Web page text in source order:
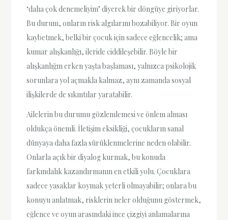
‘daha çok denemeliyim’ diyerek bir döngüye giriyorlar.
Bu durum, onların risk algılarını bozabiliyor. Bir oyun
kaybetmek, belki bir çocuk için sadece eğlencelik; ama
kumar alışkanlığı, ileride ciddileşebilir. Böyle bir
alışkanlığın erken yaşta başlaması, yalnızca psikolojik
sorunlara yol açmakla kalmaz, aynı zamanda sosyal
ilişkilerde de sıkıntılar yaratabilir.
Ailelerin bu durumu gözlemlemesi ve önlem alması
oldukça önemli. İletişim eksikliği, çocukların sanal
dünyaya daha fazla sürüklenmelerine neden olabilir.
Onlarla açık bir diyalog kurmak, bu konuda
farkındalık kazandırmanın en etkili yolu. Çocuklara
sadece yasaklar koymak yeterli olmayabilir; onlara bu
konuyu anlatmak, risklerin neler olduğunu göstermek,
eğlence ve oyun arasındaki ince çizgiyi anlamalarına